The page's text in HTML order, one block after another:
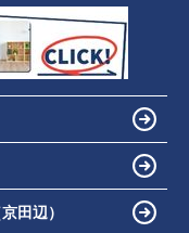
田辺）